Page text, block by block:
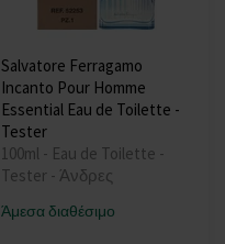
Salvatore Ferragamo
Incanto Pour Homme
Essential Eau de Toilette -
Tester
100ml - Eau de Toilette -
Tester - Άνδρες
Άμεσα διαθέσιμο